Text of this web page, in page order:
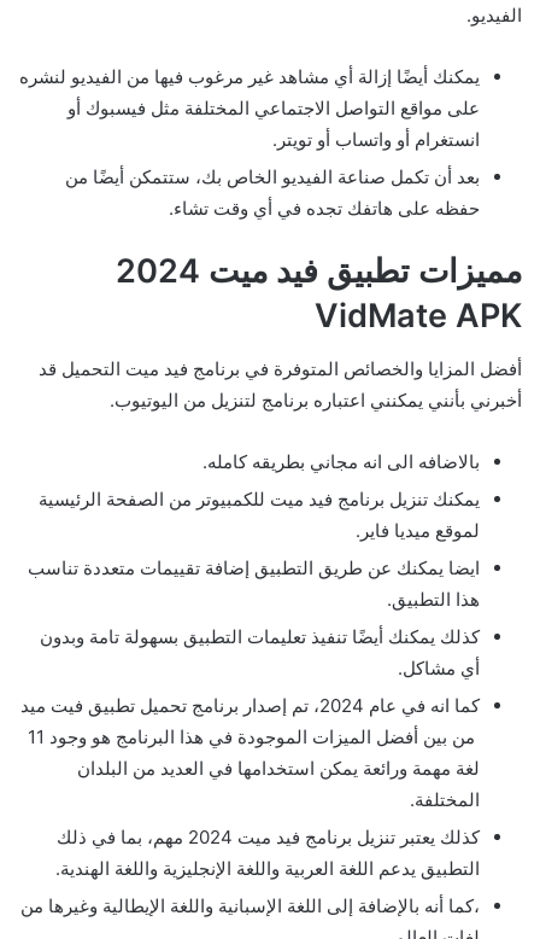
الفيديو.
يمكنك أيضًا إزالة أي مشاهد غير مرغوب فيها من الفيديو لنشره
على مواقع التواصل الاجتماعي المختلفة مثل فيسبوك أو
انستغرام أو واتساب أو تويتر.
بعد أن تكمل صناعة الفيديو الخاص بك، ستتمكن أيضًا من
حفظه على هاتفك تجده في أي وقت تشاء.
مميزات تطبيق فيد ميت 2024
VidMate APK
أفضل المزايا والخصائص المتوفرة في برنامج فيد ميت التحميل قد
أخبرني بأنني يمكنني اعتباره برنامج لتنزيل من اليوتيوب.
بالاضافه الى انه مجاني بطريقه كامله.
يمكنك تنزيل برنامج فيد ميت للكمبيوتر من الصفحة الرئيسية
لموقع ميديا فاير.
ايضا يمكنك عن طريق التطبيق إضافة تقييمات متعددة تناسب
هذا التطبيق.
كذلك يمكنك أيضًا تنفيذ تعليمات التطبيق بسهولة تامة وبدون
أي مشاكل.
كما انه في عام 2024، تم إصدار برنامج تحميل تطبيق فيت ميد
من بين أفضل الميزات الموجودة في هذا البرنامج هو وجود 11
لغة مهمة ورائعة يمكن استخدامها في العديد من البلدان
المختلفة.
كذلك يعتبر تنزيل برنامج فيد ميت 2024 مهم، بما في ذلك
التطبيق يدعم اللغة العربية واللغة الإنجليزية واللغة الهندية.
،كما أنه بالإضافة إلى اللغة الإسبانية واللغة الإيطالية وغيرها من